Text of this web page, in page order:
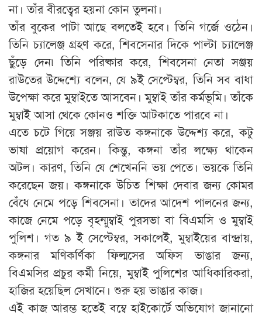
না। তাঁর বীরত্বের হয়না কোন তুলনা।
তাঁর বুকের পাটা আছে বলতেই হবে। তিনি গর্জে ওঠেন।
তিনি চ্যালেঞ্জ গ্রহণ করে, শিবসেনার দিকে পাল্টা চ্যালেঞ্জ
ছুঁড়ে দেন৷ তিনি পরিষ্কার করে, শিবসেনা নেতা সঞ্জয়
রাউতের উদ্দেশ্যে বলেন, যে ৯ই সেপ্টেম্বর, তিনি সব বাধা
উপেক্ষা করে মুম্বাইতে আসবেন। মুম্বাই তাঁর কর্মভূমি। তাঁকে
মুম্বাই আসা থেকে কোনও শক্তি আটকাতে পারবে না।
এতে চটে গিয়ে সঞ্জয় রাউত কঙ্গনাকে উদ্দেশ্য করে, কটু
ভাষা প্রয়োগ করেন। কিন্তু, কঙ্গনা তাঁর লক্ষ্যে থাকেন
অটল। কারণ, তিনি যে শেখেননি ভয় পেতে। ভয়কে তিনি
করেছেন জয়। কঙ্গনাকে উচিত শিক্ষা দেবার জন্য কোমর
বেঁধে নেমে পড়ে শিবসেনা। তাদের আদেশ পালনের জন্য,
কাজে নেমে পড়ে বৃহন্মুম্বাই পুরসভা বা বিএমসি ও মুম্বাই
পুলিশ। গত ৯ ই সেপ্টেম্বর, সকালেই, মুম্বাইয়ের বান্দ্রায়,
কঙ্গনার মণিকর্ণিকা ফিল্মসের অফিস ভাঙার জন্য,
বিএমসির প্রচুর কর্মী নিয়ে, মুম্বাই পুলিশের আধিকারিকরা,
হাজির হয়েছিল সেখানে। শুরু হয় ভাঙার কাজ।
এই কাজ আরম্ভ হতেই বম্বে হাইকোর্টে অভিযোগ জানানো